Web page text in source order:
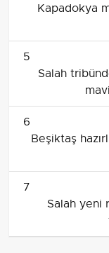
Kapadokya
5
Salah
6
Beşiktaş
7
Salah yeni